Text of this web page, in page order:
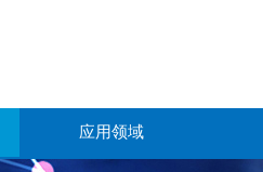
应用领域